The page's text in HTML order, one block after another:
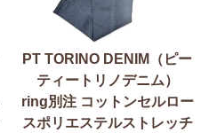
PT TORINO DENIM（ピー
ティートリノデニム）
ring別注 コットンセルロー
スポリエステルストレッチ